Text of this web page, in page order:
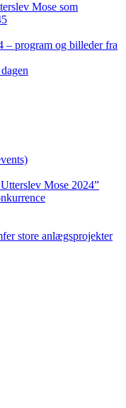
Mose som
– program og billeder fra
Mose 2024”
store anlægsprojekter